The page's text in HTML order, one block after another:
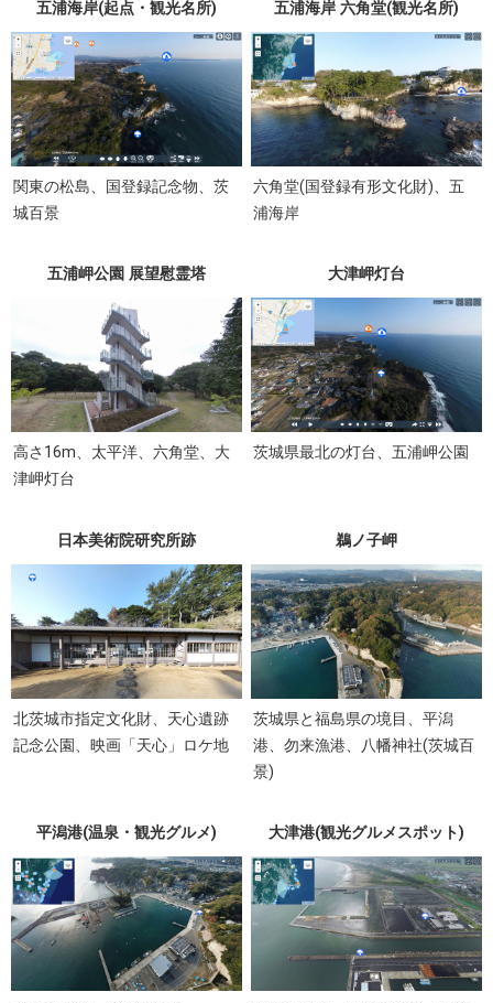
五浦海岸(起点・観光名所)
関東の松島、国登録記念物、茨
城百景
五浦海岸 六角堂(観光名所)
六角堂(国登録有形文化財)、五
浦海岸
五浦岬公園 展望慰霊塔
高さ16m、太平洋、六角堂、大
津岬灯台
大津岬灯台
茨城県最北の灯台、五浦岬公園
日本美術院研究所跡
北茨城市指定文化財、天心遺跡
記念公園、映画「天心」ロケ地
鵜ノ子岬
茨城県と福島県の境目、平潟
港、勿来漁港、八幡神社(茨城百
景)
平潟港(温泉・観光グルメ) 大津港(観光グルメスポット)